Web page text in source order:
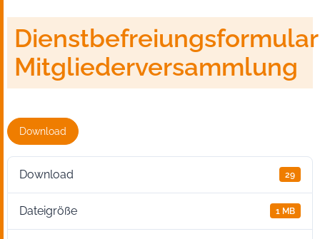
Dienstbefreiungsformular
Mitgliederversammlung
Download
Download 29
Dateigröße 1 MB